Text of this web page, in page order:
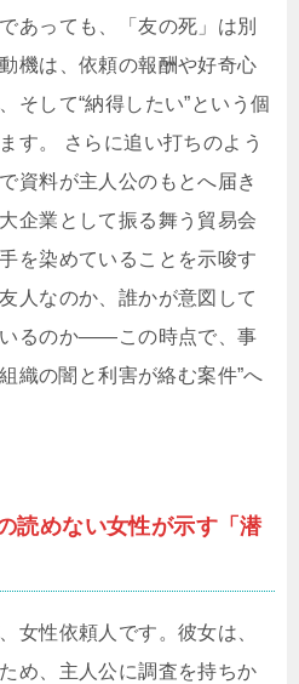
あっても、「友の死」は別
機は、依頼の報酬や好奇心
そして“納得したい”という個
す。 さらに追い打ちのよう
資料が主人公のもとへ届き
企業として振る舞う貿易会
を染めていることを示唆す
人なのか、誰かが意図して
るのか――この時点で、事
織の闇と利害が絡む案件”へ
読めない女性が示す「潜
女性依頼人です。彼女は、
め、主人公に調査を持ちか